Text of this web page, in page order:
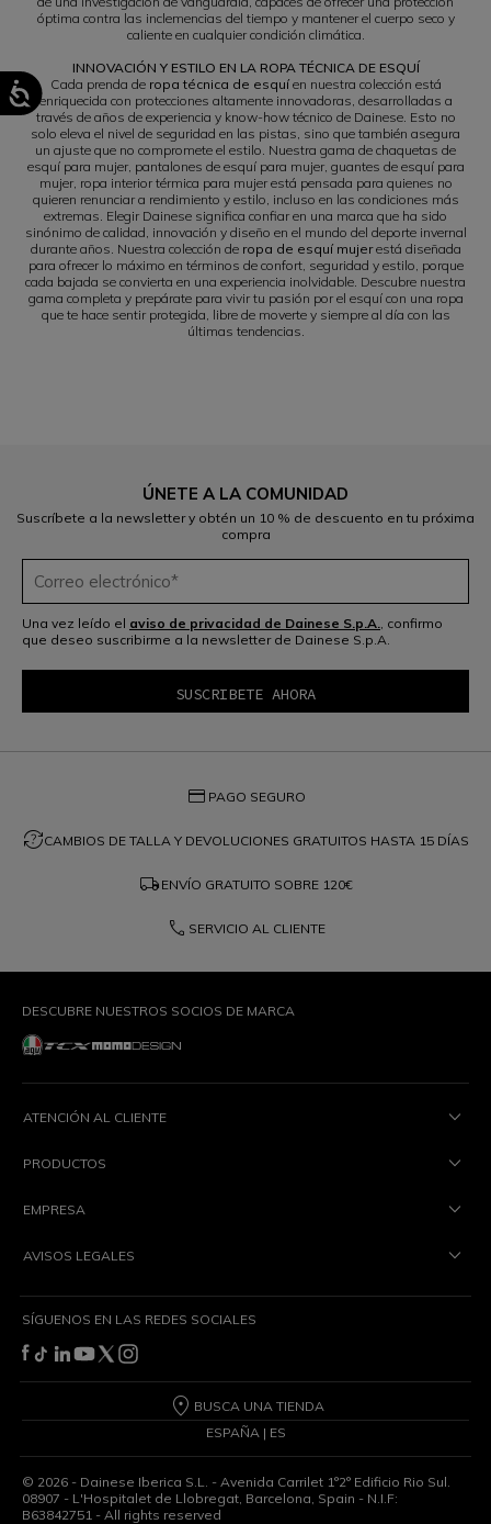
óptima contra las inclemencias del tiempo y mantener el cuerpo seco y
caliente en cualquier condición climática.
INNOVACIÓN Y ESTILO EN LA ROPA TÉCNICA DE ESQUÍ
Cada prenda de ropa técnica de esquíen nuestra colección está
enriquecida con protecciones altamente innovadoras, desarrolladas a
través de años de experiencia y know-how técnico de Dainese. Esto no
solo eleva el nivel de seguridad en las pistas, sino que también asegura
un ajuste que no compromete el estilo. Nuestra gama de chaquetas de
esquí para mujer, pantalones de esquí para mujer, guantes de esquí para
mujer, ropa interior térmica para mujer está pensada para quienes no
quieren renunciar a rendimiento y estilo, incluso en las condiciones más
extremas. Elegir Dainese significa confiar en una marca que ha sido
sinónimo de calidad, innovación y diseño en el mundo del deporte invernal
durante años. Nuestra colección de ropa de esquí mujerestá diseñada
para ofrecer lo máximo en términos de confort, seguridad y estilo, porque
cada bajada se convierta en una experiencia inolvidable. Descubre nuestra
gama completa y prepárate para vivir tu pasión por el esquí con una ropa
que te hace sentir protegida, libre de moverte y siempre al día con las
últimas tendencias.
ÚNETE A LA COMUNIDAD
Suscríbete a la newsletter y obtén un 10 % de descuento en tu próxima
compra
Una vez leído el aviso de privacidad de Dainese S.p.A., confirmo
que deseo suscribirme a la newsletter de Dainese S.p.A.
credit_card PAGO SEGURO
question_exchangeCAMBIOS DE TALLA Y DEVOLUCIONES GRATUITOS HASTA 15 DÍAS
local_shipping ENVÍO GRATUITO SOBRE 120€
phone SERVICIO AL CLIENTE
DESCUBRE NUESTROS SOCIOS DE MARCA
ATENCIÓN AL CLIENTE
PRODUCTOS
EMPRESA
AVISOS LEGALES
SÍGUENOS EN LAS REDES SOCIALES
BUSCA UNA TIENDA
ESPAÑA | ES
© 2026 - Dainese Iberica S.L. - Avenida Carrilet 1°2° Edificio Rio Sul.
08907 - L'Hospitalet de Llobregat, Barcelona, Spain - N.I.F:
B63842751 - All rights reserved